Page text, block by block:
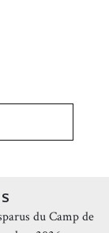
du Camp de